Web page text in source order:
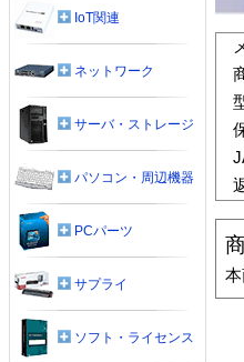
IoT関連
ネットワーク
サーバ・ストレージ
パソコン・周辺機器
PCパーツ
サプライ
ソフト・ライセンス